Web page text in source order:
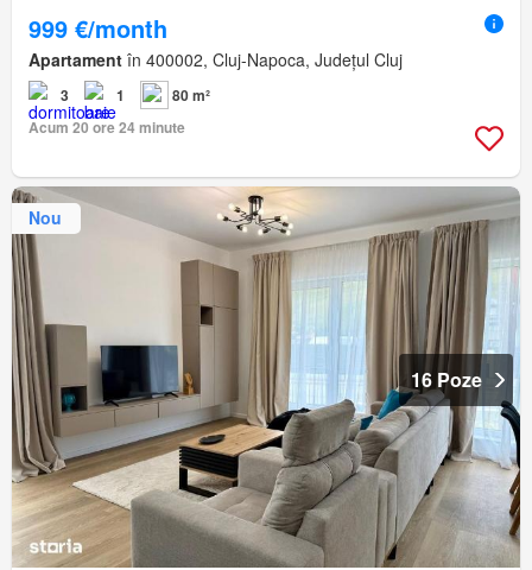
999 €/month
Apartament în 400002, Cluj-Napoca, Județul Cluj
3 1
80 m²
Acum 20 ore 24 minute
Nou
16 Poze